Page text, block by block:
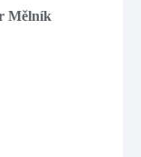
Mělník